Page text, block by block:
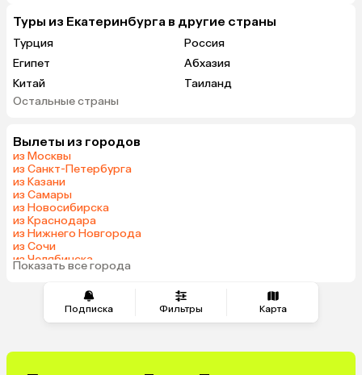
Подписка Фильтры Карта
Туры из Екатеринбурга в другие страны
Турция
Россия
Египет
Абхазия
Китай
Таиланд
Вьетнам
Беларусь
Шри-Ланка
Азербайджан
Индия
Катар
Гонконг
Таджикистан
Остальные страны
Вылеты из городов
из Москвы
из Санкт-Петербурга
из Казани
из Самары
из Новосибирска
из Краснодара
из Нижнего Новгорода
из Сочи
из Челябинска
из Тюмени
Показать все города